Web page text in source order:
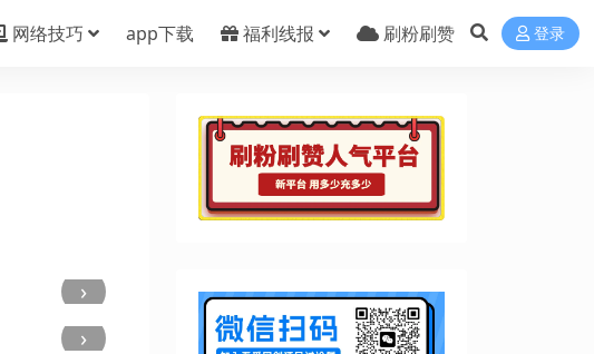
网络技巧 app下载 福利线报 刷粉刷赞 登录
›
›